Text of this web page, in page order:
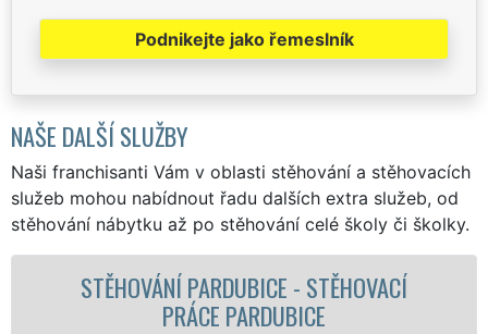
Podnikejte jako řemeslník
NAŠE DALŠÍ SLUŽBY
Naši franchisanti Vám v oblasti stěhování a stěhovacích
služeb mohou nabídnout řadu dalších extra služeb, od
stěhování nábytku až po stěhování celé školy či školky.
PARDUBICE - STĚHOVACÍ
PRÁCE PARDUBICE